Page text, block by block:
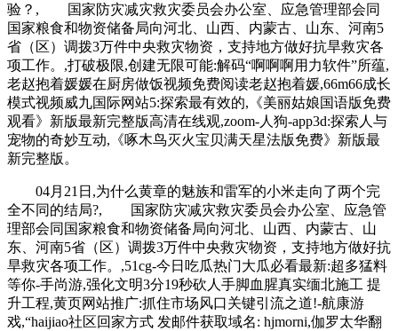
验？, 国家防灾减灾救灾委员会办公室、应急管理部会同
国家粮食和物资储备局向河北、山西、内蒙古、山东、河南5
省（区）调拨3万件中央救灾物资，支持地方做好抗旱救灾各
项工作。,打破极限,创建无限可能:解码“啊啊啊用力软件”所蕴,
老赵抱着媛媛在厨房做饭视频免费阅读老赵抱着媛,66m66成长
模式视频威九国际网站5:探索最有效的,《美丽姑娘国语版免费
观看》新版最新完整版高清在线观,zoom-人狗-app3d:探索人与
宠物的奇妙互动,《啄木鸟灭火宝贝满天星法版免费》新版最
新完整版。
04月21日,为什么黄章的魅族和雷军的小米走向了两个完
全不同的结局?, 国家防灾减灾救灾委员会办公室、应急管
理部会同国家粮食和物资储备局向河北、山西、内蒙古、山
东、河南5省（区）调拨3万件中央救灾物资，支持地方做好抗
旱救灾各项工作。,51cg-今日吃瓜热门大瓜必看最新:超多猛料
等你-手尚游,强化文明3分19秒砍人手脚血腥真实缅北施工 提
升工程,黄页网站推广:抓住市场风口关键引流之道!-航康游
戏,“haijiao社区回家方式 发邮件获取域名: hjmorni,伽罗太华翻